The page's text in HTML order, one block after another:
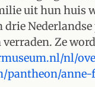
uit hun huis
drie
Ze
nl/
pantheon/anne-